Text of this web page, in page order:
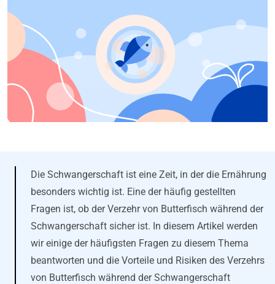
Die Schwangerschaft ist eine Zeit, in der die Ernährung
besonders wichtig ist. Eine der häufig gestellten
Fragen ist, ob der Verzehr von Butterfisch während der
Schwangerschaft sicher ist. In diesem Artikel werden
wir einige der häufigsten Fragen zu diesem Thema
beantworten und die Vorteile und Risiken des Verzehrs
von Butterfisch während der Schwangerschaft